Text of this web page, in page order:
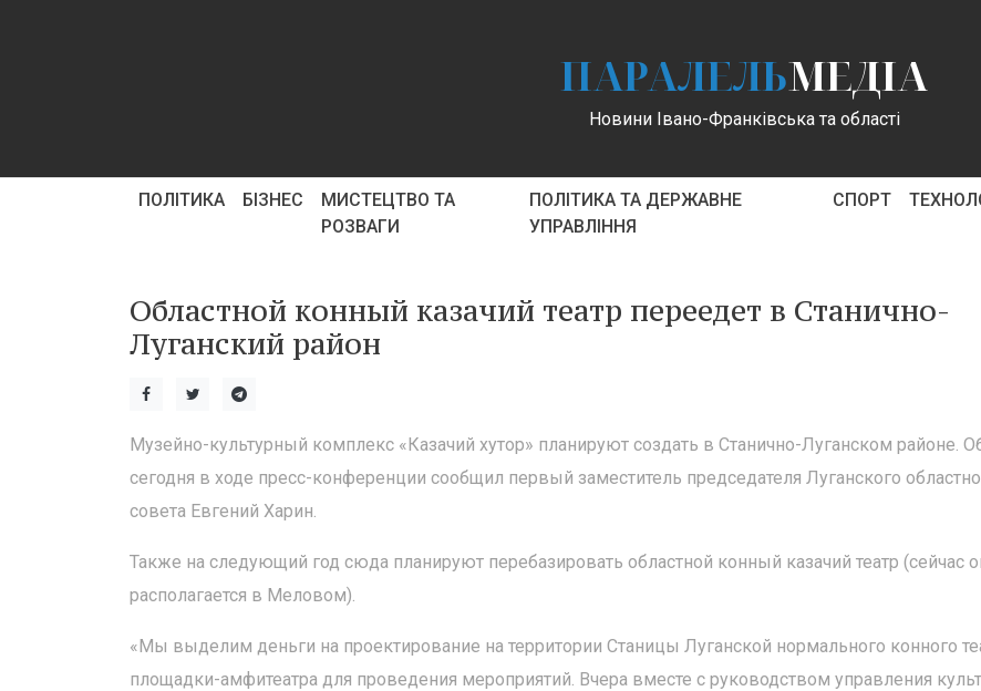
ПАРАЛЕЛЬМЕДІА
Новини Івано-Франківська та області
ПОЛІТИКА БІЗНЕС
МИСТЕЦТВО ТА
РОЗВАГИ
ПОЛІТИКА ТА ДЕРЖАВНЕ
УПРАВЛІННЯ
СПОРТ
Областной конный казачий театр переедет в Станично-
Луганский район
Музейно-культурный комплекс «Казачий хутор» планируют создать в Станично-Луганском районе.
сегодня в ходе пресс-конференции сообщил первый заместитель председателя Луганского
совета Евгений Харин.
Также на следующий год сюда планируют перебазировать областной конный казачий театр (сейчас
располагается в Меловом).
«Мы выделим деньги на проектирование на территории Станицы Луганской нормального конного
площадки-амфитеатра для проведения мероприятий. Вчера вместе с руководством управления